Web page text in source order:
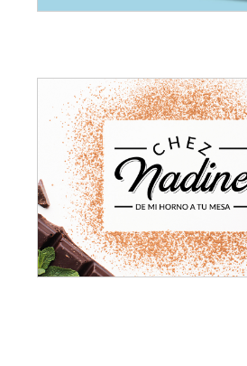
Rebranding: CHEZ
NADINE